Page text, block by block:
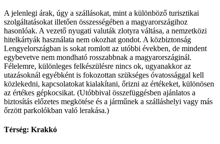
A jelenlegi árak, úgy a szállásokat, mint a különböző turisztikai
szolgáltatásokat illetően összességében a magyarországihoz
hasonlóak. A vezető nyugati valuták zlotyra váltása, a nemzetközi
hitelkártyák használata nem okozhat gondot. A közbiztonság
Lengyelországban is sokat romlott az utóbbi években, de mindent
egybevetve nem mondható rosszabbnak a magyarországinál.
Félelemre, különleges felkészülésre nincs ok, ugyanakkor az
utazásoknál egyébként is fokozottan szükséges óvatossággal kell
közlekedni, kapcsolatokat kialakítani, őrizni az értékeket, különösen
az értékes gépkocsikat. (Utóbbival összefüggésben ajánlatos a
biztosítás előzetes megkötése és a járműnek a szálláshelyi vagy más
őrzött parkolókban való lerakása.)
Térség: Krakkó